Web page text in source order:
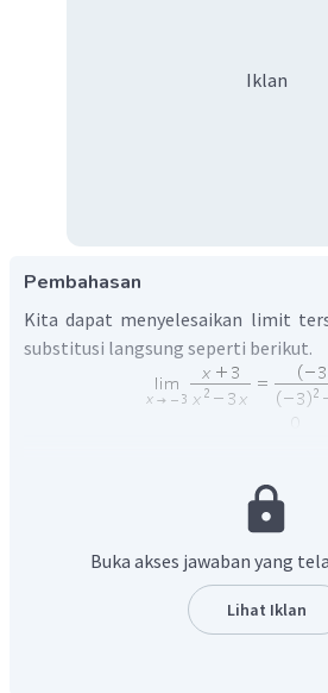
Iklan
Pembahasan
Kita dapat menyelesaikan limit
substitusi langsung seperti berikut.
Oleh karena itu, jawaban yang
Buka akses jawaban yang
Lihat Iklan